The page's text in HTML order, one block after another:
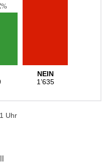
%
NEIN
1’635
Uhr